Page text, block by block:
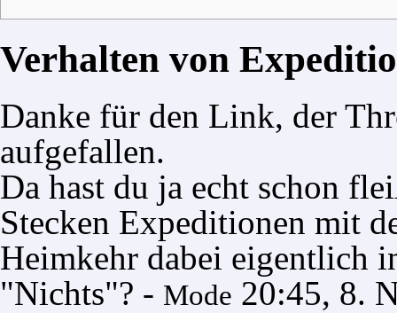
Verhalten von
Danke für den Link, der
aufgefallen.
Da hast du ja echt schon
Stecken Expeditionen mit
Heimkehr dabei eigentlich
"Nichts"? - Mode 20:45, 8.